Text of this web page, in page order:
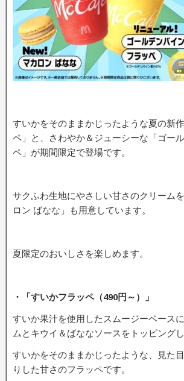
すいかをそのままかじったような夏の新
ペ」と、さわやか＆ジューシーな「ゴー
ペ」が期間限定で登場です。
サクふわ生地にやさしい甘さのクリーム
ロン ばなな」も用意しています。
夏限定のおいしさを楽しめます。
・「すいかフラッペ（490円～）」
すいか果汁を使用したスムージーベース
ムとキウイ＆ばななソースをトッピングし
すいかをそのままかじったような、見た
りした甘さのフラッペです。